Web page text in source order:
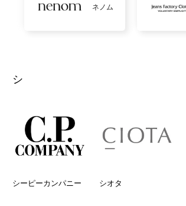
ネノム
シ
シーピーカンパニー シオタ